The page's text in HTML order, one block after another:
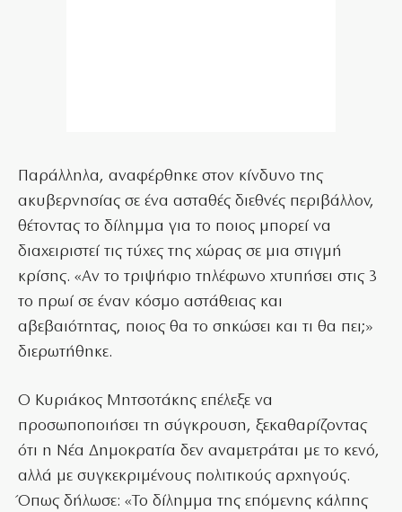
Παράλληλα, αναφέρθηκε στον κίνδυνο της
ακυβερνησίας σε ένα ασταθές διεθνές περιβάλλον,
θέτοντας το δίλημμα για το ποιος μπορεί να
διαχειριστεί τις τύχες της χώρας σε μια στιγμή
κρίσης. «Αν το τριψήφιο τηλέφωνο χτυπήσει στις 3
το πρωί σε έναν κόσμο αστάθειας και
αβεβαιότητας, ποιος θα το σηκώσει και τι θα πει;»
διερωτήθηκε.
Ο Κυριάκος Μητσοτάκης επέλεξε να
προσωποποιήσει τη σύγκρουση, ξεκαθαρίζοντας
ότι η Νέα Δημοκρατία δεν αναμετράται με το κενό,
αλλά με συγκεκριμένους πολιτικούς αρχηγούς.
Όπως δήλωσε: «Το δίλημμα της επόμενης κάλπης